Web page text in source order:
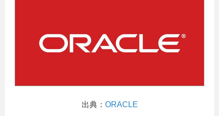
出典： ORACLE